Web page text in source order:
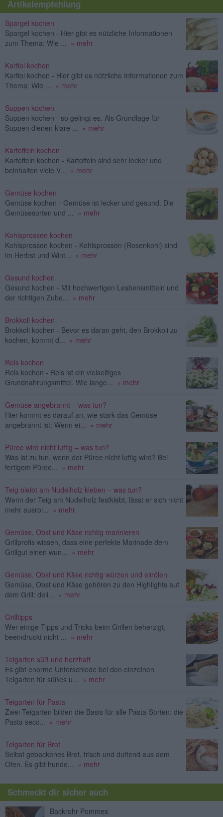
Artikelempfehlung
Spargel kochen
Spargel kochen - Hier gibt es nützliche Informationen
zum Thema: Wie ... » mehr
Karfiol kochen
Karfiol kochen - Hier gibt es nützliche Informationen zum
Thema: Wie ... » mehr
Suppen kochen
Suppen kochen - so gelingt es. Als Grundlage für
Suppen dienen klare ... » mehr
Kartoffeln kochen
Kartoffeln kochen - Kartoffeln sind sehr lecker und
beinhalten viele V... » mehr
Gemüse kochen
Gemüse kochen - Gemüse ist lecker und gesund. Die
Gemüsesorten und ... » mehr
Kohlsprossen kochen
Kohlsprossen kochen - Kohlsprossen (Rosenkohl) sind
im Herbst und Wint... » mehr
Gesund kochen
Gesund kochen - Mit hochwertigen Lesbensmitteln und
der richtigen Zube... » mehr
Brokkoli kochen
Brokkoli kochen - Bevor es daran geht, den Brokkoli zu
kochen, kommt d... » mehr
Reis kochen
Reis kochen - Reis ist ein vielseitiges
Grundnahrungsmittel. Wie lange... » mehr
Gemüse angebrannt – was tun?
Hier kommt es darauf an, wie stark das Gemüse
angebrannt ist: Wenn ei... » mehr
Püree wird nicht luftig – was tun?
Was ist zu tun, wenn der Püree nicht luftig wird? Bei
fertigem Püree... » mehr
Teig bleibt am Nudelholz kleben – was tun?
Wenn der Teig am Nudelholz festklebt, lässt er sich nicht
mehr ausrol... » mehr
Gemüse, Obst und Käse richtig marinieren
Grillprofis wissen, dass eine perfekte Marinade dem
Grillgut einen wun... » mehr
Gemüse, Obst und Käse richtig würzen und einölen
Gemüse, Obst und Käse gehören zu den Highlights auf
dem Grill: deli... » mehr
Grilltipps
Wer einige Tipps und Tricks beim Grillen beherzigt,
beeindruckt nicht ... » mehr
Teigarten süß und herzhaft
Es gibt enorme Unterschiede bei den einzelnen
Teigarten für süßes u... » mehr
Teigarten für Pasta
Zwei Teigarten bilden die Basis für alle Pasta-Sorten: die
Pasta secc... » mehr
Teigarten für Brot
Selbst gebackenes Brot, frisch und duftend aus dem
Ofen. Es gibt hunde... » mehr
Schmeckt dir sicher auch
Backrohr Pommes